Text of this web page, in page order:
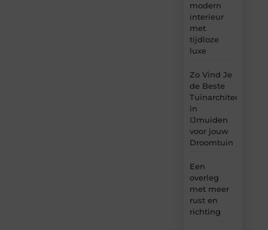
modern
interieur
met
tijdloze
luxe
Zo Vind Je
de Beste
Tuinarchitect
in
IJmuiden
voor jouw
Droomtuin
Een
overleg
met meer
rust en
richting